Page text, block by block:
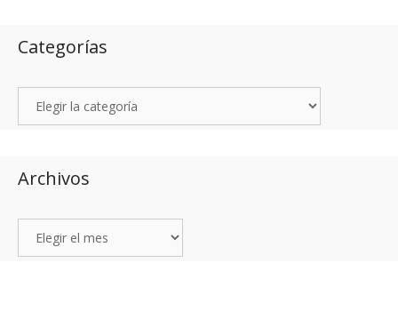
Categorías
Archivos